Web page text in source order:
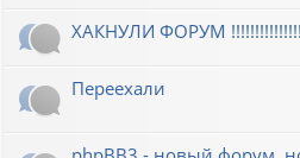
ХАКНУЛИ ФОРУМ
Переехали